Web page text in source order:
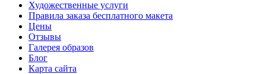
Художественные услуги
Правила заказа бесплатного макета
Цены
Отзывы
Галерея образов
Блог
Карта сайта